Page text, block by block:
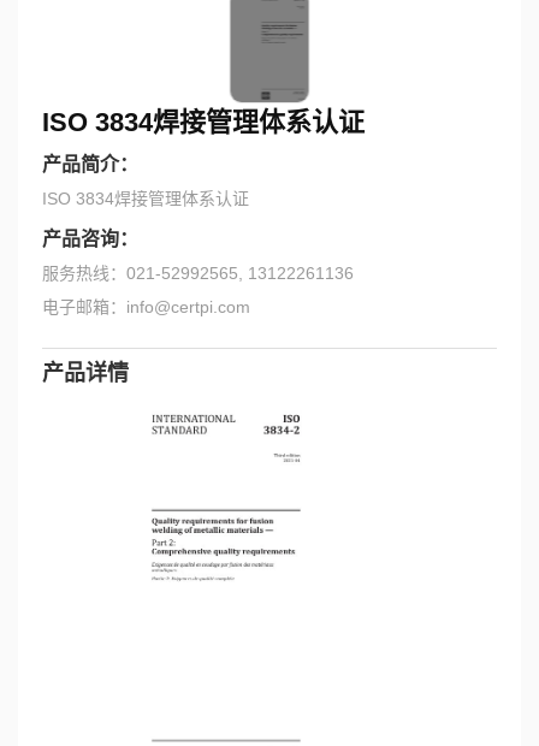
ISO 3834焊接管理体系认证
产品简介：
ISO 3834焊接管理体系认证
产品咨询：
服务热线：021-52992565, 13122261136
电子邮箱：info@certpi.com
产品详情